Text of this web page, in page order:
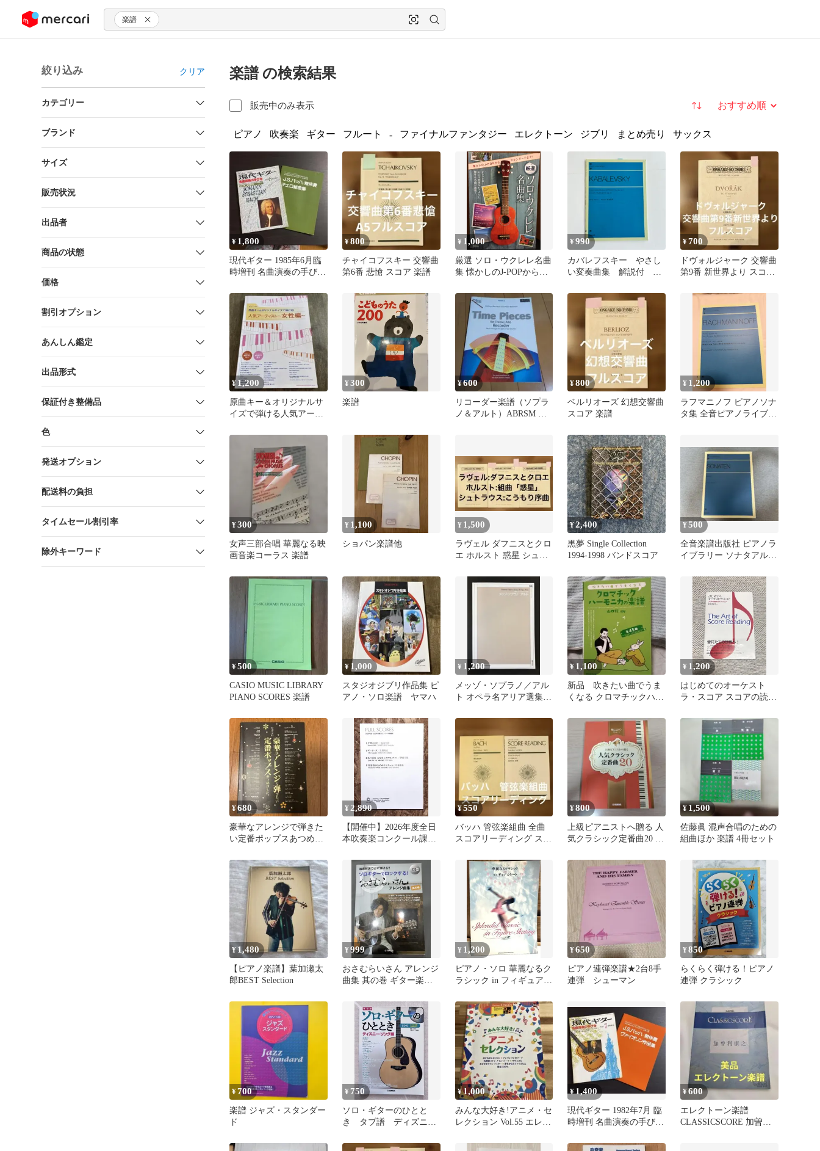
ツにスキップ 楽譜
絞り込み クリア
カテゴリー
ブランド
サイズ
販売状況
出品者
商品の状態
価格
割引オプション
あんしん鑑定
出品形式
保証付き整備品
色
発送オプション
配送料の負担
タイムセール割引率
除外キーワード
楽譜 の検索結果
販売中のみ表示 並び替え
ピアノ 吹奏楽 ギター フルート - ファイナルファンタジー エレクトーン ジブリ まとめ売り サックス
¥ 1,800
現代ギター 1985年6月臨
時増刊 名曲演奏の手びき
¥800
チャイコフスキー 交響曲
第6番 悲愴 スコア 楽譜
¥ 1,000
厳選 ソロ・ウクレレ名曲
集 懐かしのJ-POPからス
¥990
カバレフスキー やさし
い変奏曲集 解説付
¥700
ドヴォルジャーク 交響曲
第9番 新世界より スコア
¥ 1,200
原曲キー＆オリジナルサ
イズで弾ける人気アーテ
ノ・ソロ楽譜
¥300
楽譜
¥600
リコーダー楽譜（ソプラ
ノ＆アルト）ABRSM ピ
¥800
ベルリオーズ 幻想交響曲
スコア 楽譜
¥ 1,200
ラフマニノフ ピアノソナ
タ集 全音ピアノライブラ
¥300
女声三部合唱 華麗なる映
画音楽コーラス 楽譜
¥ 1,100
ショパン楽譜他
¥ 1,500
ラヴェル ダフニスとクロ
エ ホルスト 惑星 シュト
楽譜
¥2,400
黒夢 Single Collection
1994-1998 バンドスコア
¥500
全音楽譜出版社 ピアノラ
イブラリー ソナタアルバ
¥500
CASIO MUSIC LIBRARY
PIANO SCORES 楽譜
¥ 1,000
スタジオジブリ作品集 ピ
アノ・ソロ楽譜 ヤマハ
¥ 1,200
メッゾ・ソプラノ／アル
ト オペラ名アリア選集
¥ 1,100
新品 吹きたい曲でうま
くなる クロマチックハー
¥ 1,200
はじめてのオーケスト
ラ・スコア スコアの読み
¥680
豪華なアレンジで弾きた
い定番ポップスあつめま
¥ 2,890
【開催中】2026年度全日
本吹奏楽コンクール課題
使用】
¥550
バッハ 管弦楽組曲 全曲
スコアリーディング スコ
¥800
上級ピアニストへ贈る 人
気クラシック定番曲20 楽
¥ 1,500
佐藤眞 混声合唱のための
組曲ほか 楽譜 4冊セット
¥1,480
【ピアノ楽譜】葉加瀬太
郎BEST Selection
¥999
おさむらいさん アレンジ
曲集 其の巻 ギター楽譜
¥ 1,200
ピアノ・ソロ 華麗なるク
ラシック in フィギュアス
¥650
ピアノ連弾楽譜★2台8手
連弾 シューマン
¥850
らくらく弾ける！ピアノ
連弾 クラシック
¥700
楽譜 ジャズ・スタンダー
ド
¥ 750
ソロ・ギターのひとと
き タブ譜 ディズニー
¥1,000
みんな大好き!アニメ・セ
レクション Vol.55 エレク
¥ 1,400
現代ギター 1982年7月 臨
時増刊 名曲演奏の手びき
¥600
エレクトーン楽譜
CLASSICSCORE 加曽利